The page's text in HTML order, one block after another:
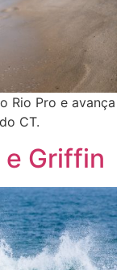
Rio Pro e avança
CT.
Griffin